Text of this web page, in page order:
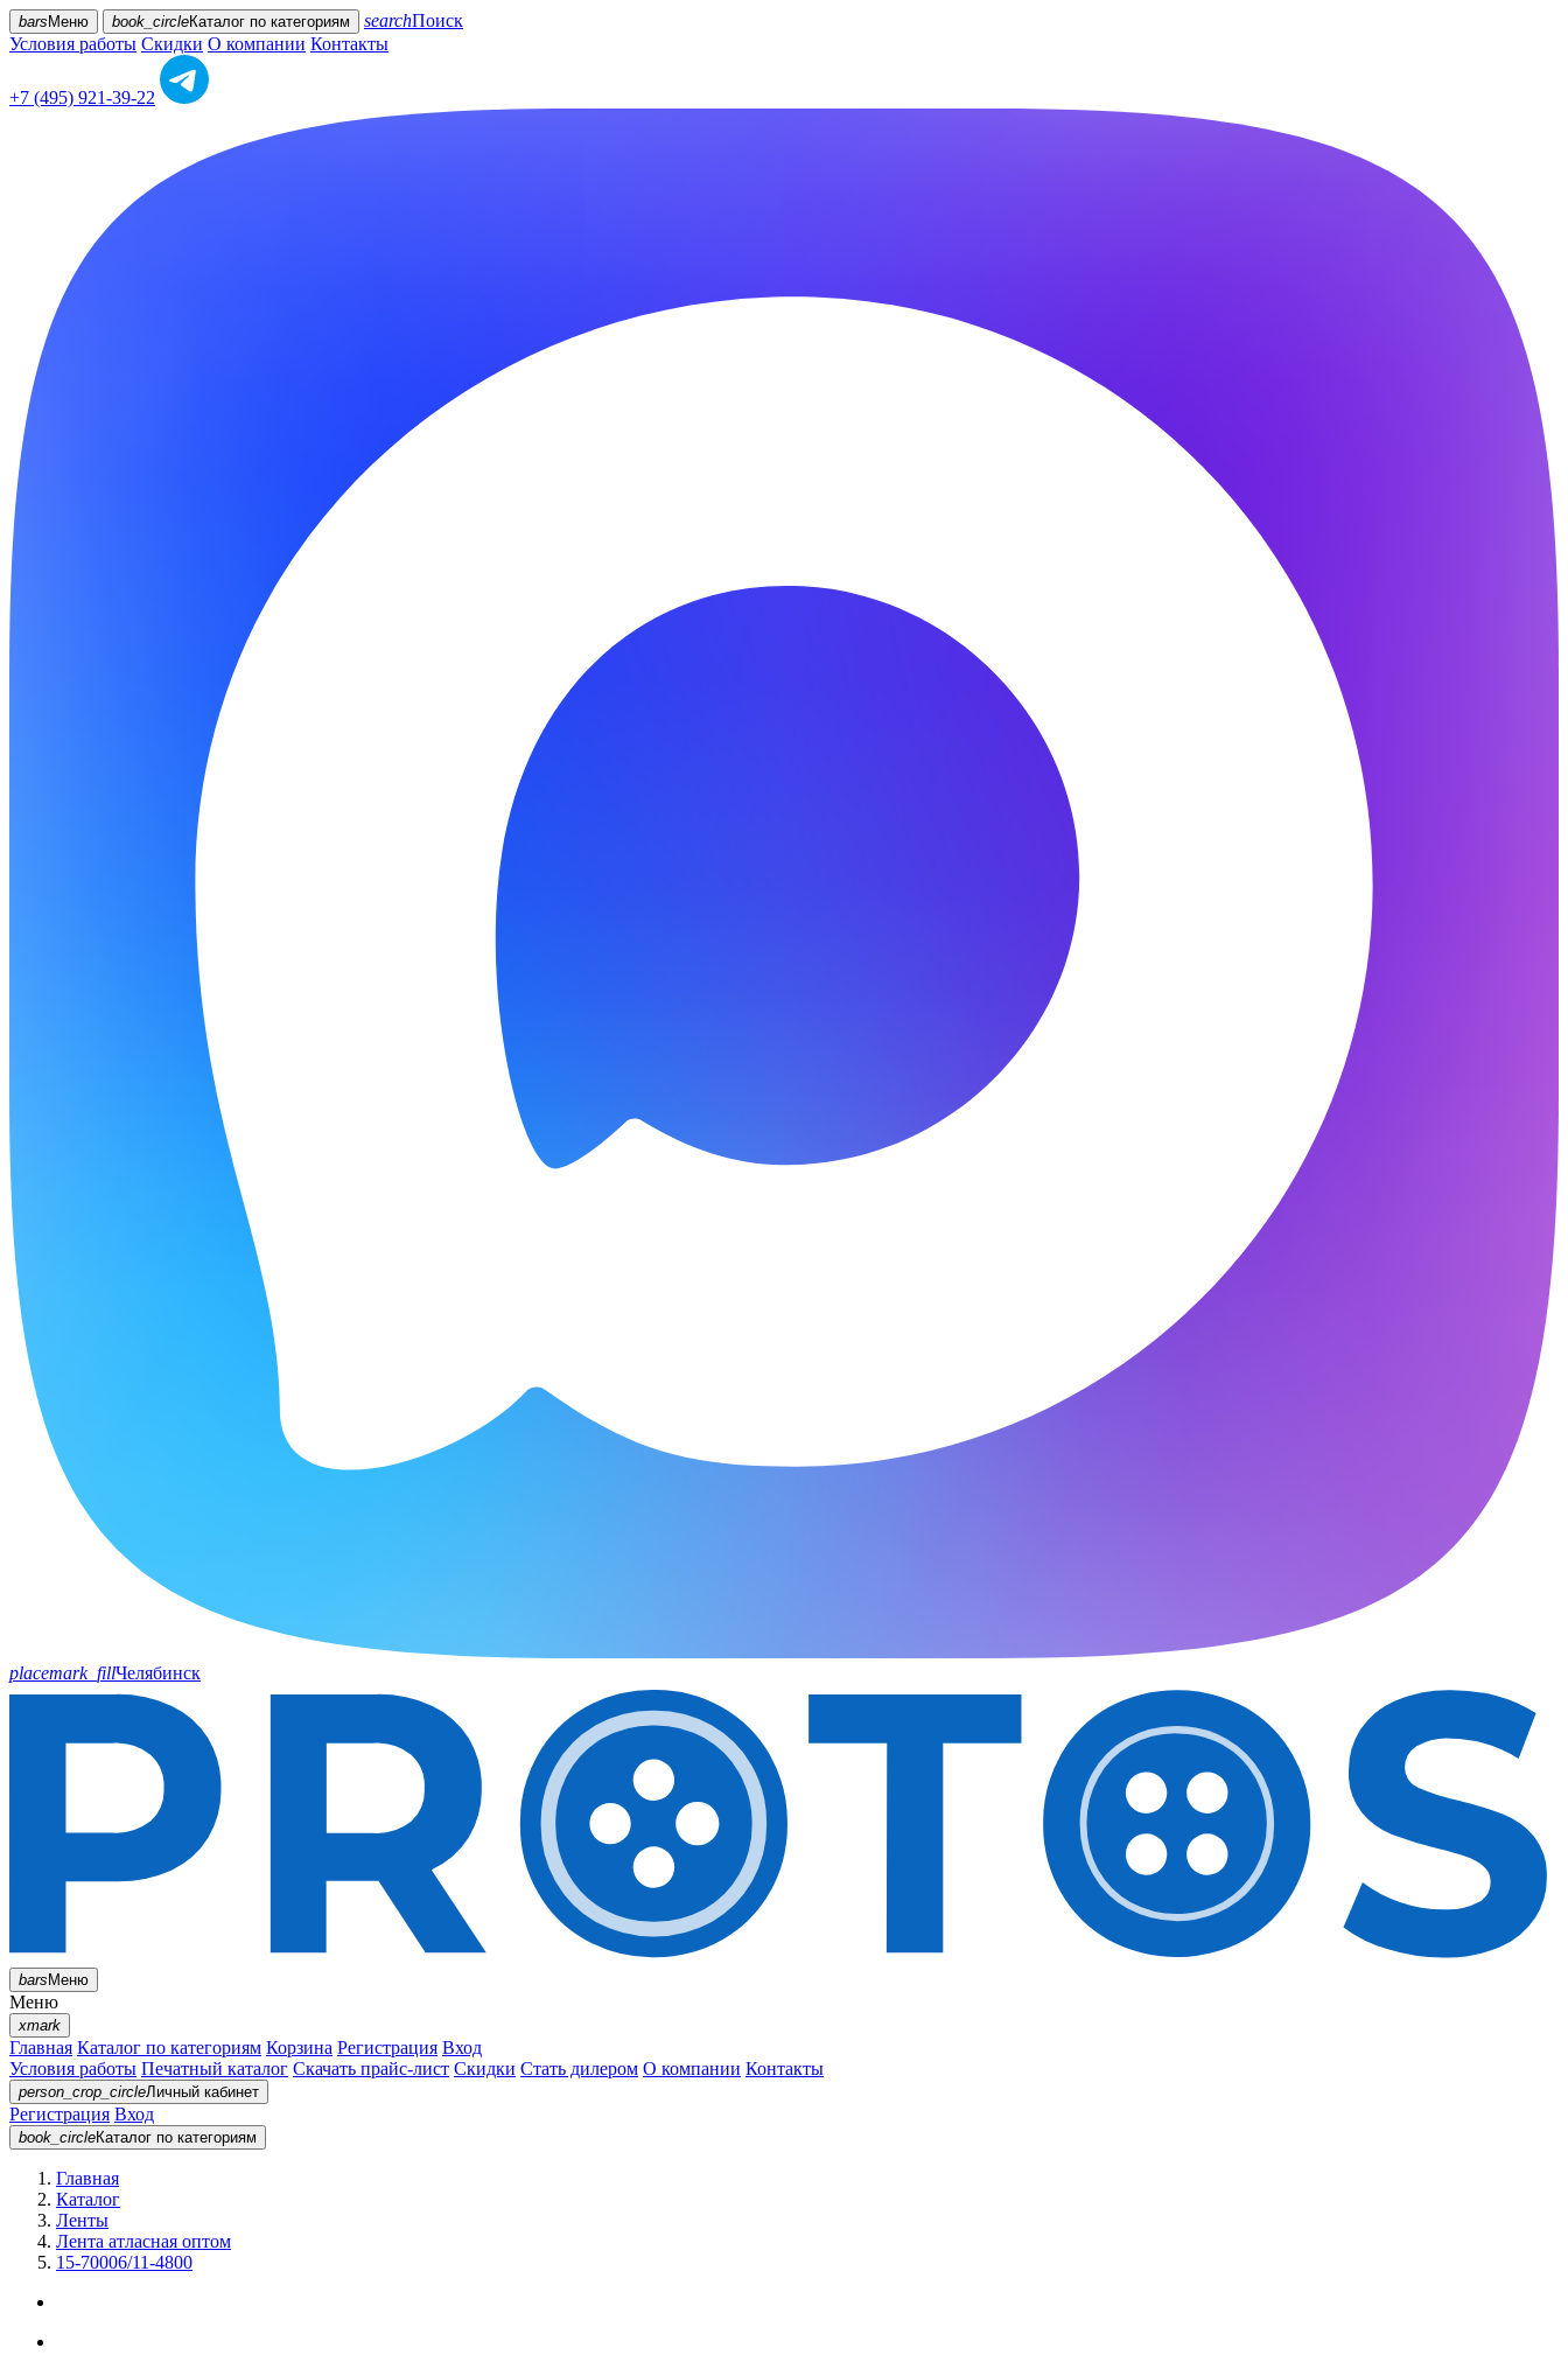
bars Меню book_circleКаталог по категориям searchПоиск
Условия работы Скидки О компании Контакты
+7 (495) 921-39-22
placemark_fillЧелябинск
barsМеню
Меню
xmark
Главная Каталог по категориям Корзина Регистрация Вход
Условия работы Печатный каталог Скачать прайс-лист Скидки Стать дилером О компании Контакты
person_crop_circleЛичный кабинет
Регистрация Вход
book_circleКаталог по категориям
Главная
Каталог
Ленты
Лента атласная оптом
15-70006/11-4800